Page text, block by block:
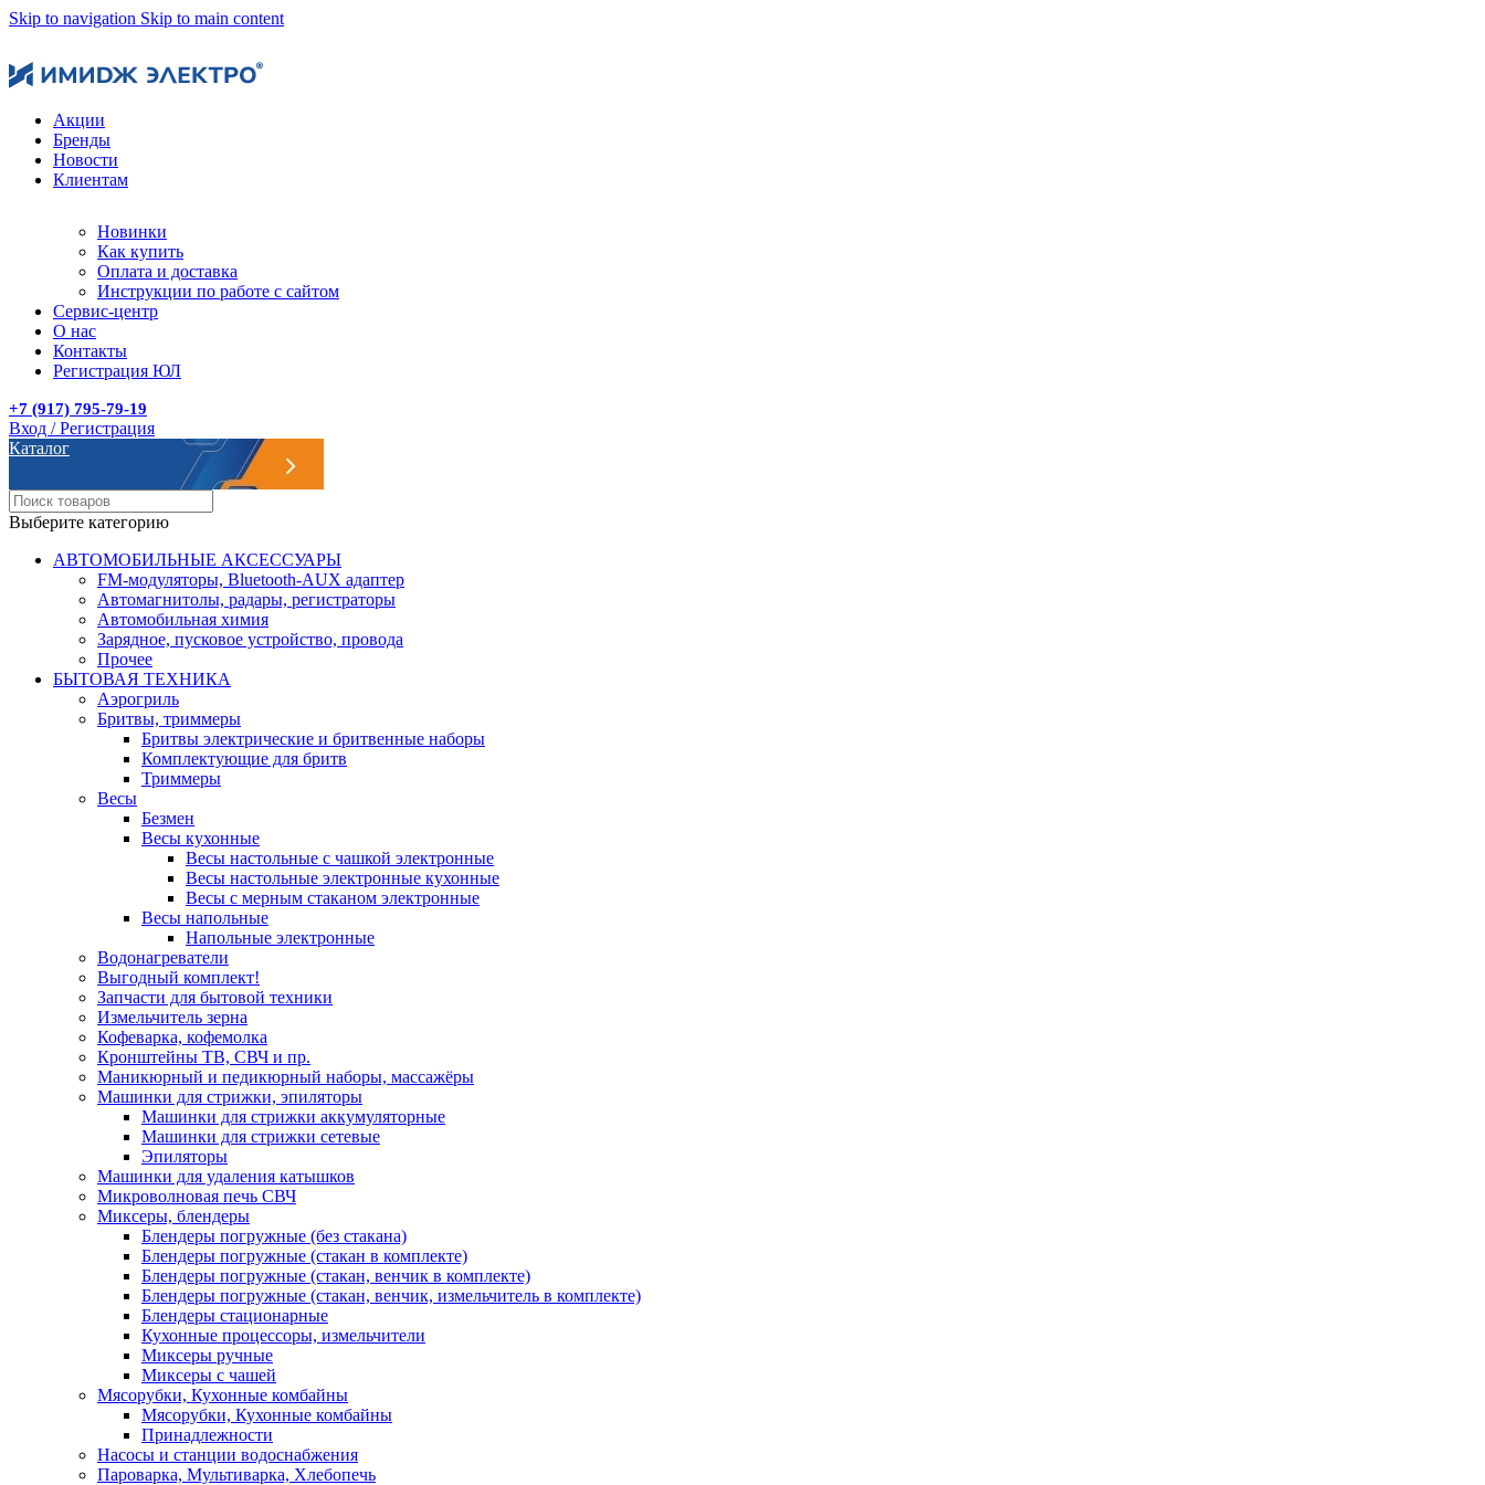
Skip to navigation Skip to main content
Акции
Бренды
Новости
Клиентам
Новинки
Как купить
Оплата и доставка
Инструкции по работе с сайтом
Сервис-центр
О нас
Контакты
Регистрация ЮЛ
+7 (917) 795-79-19
Вход / Регистрация
Каталог
Выберите категорию
АВТОМОБИЛЬНЫЕ АКСЕССУАРЫ
FM-модуляторы, Bluetooth-AUX адаптер
Автомагнитолы, радары, регистраторы
Автомобильная химия
Зарядное, пусковое устройство, провода
Прочее
БЫТОВАЯ ТЕХНИКА
Аэрогриль
Бритвы, триммеры
Бритвы электрические и бритвенные наборы
Комплектующие для бритв
Триммеры
Весы
Безмен
Весы кухонные
Весы настольные с чашкой электронные
Весы настольные электронные кухонные
Весы с мерным стаканом электронные
Весы напольные
Напольные электронные
Водонагреватели
Выгодный комплект!
Запчасти для бытовой техники
Измельчитель зерна
Кофеварка, кофемолка
Кронштейны ТВ, СВЧ и пр.
Маникюрный и педикюрный наборы, массажёры
Машинки для стрижки, эпиляторы
Машинки для стрижки аккумуляторные
Машинки для стрижки сетевые
Эпиляторы
Машинки для удаления катышков
Микроволновая печь СВЧ
Миксеры, блендеры
Блендеры погружные (без стакана)
Блендеры погружные (стакан в комплекте)
Блендеры погружные (стакан, венчик в комплекте)
Блендеры погружные (стакан, венчик, измельчитель в комплекте)
Блендеры стационарные
Кухонные процессоры, измельчители
Миксеры ручные
Миксеры с чашей
Мясорубки, Кухонные комбайны
Мясорубки, Кухонные комбайны
Принадлежности
Насосы и станции водоснабжения
Пароварка, Мультиварка, Хлебопечь